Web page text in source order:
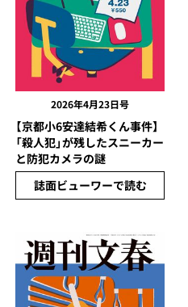
2026年4月23日号
【京都小6安達結希くん事件】
「殺人犯」が残したスニーカー
と防犯カメラの謎
誌面ビューワーで読む